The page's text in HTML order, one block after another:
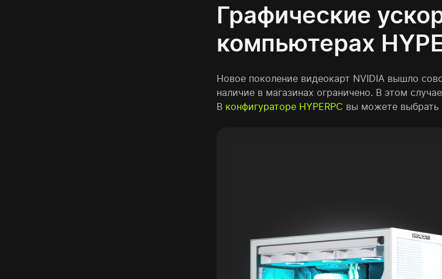
Графические
компьютерах
Новое поколение видеокарт NVIDIA вышло
наличие в магазинах ограничено. В этом
В конфигураторе HYPERPC вы можете выбрать